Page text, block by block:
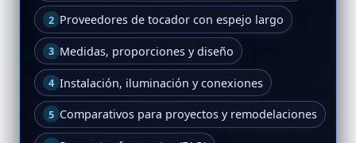
2 Proveedores de tocador con espejo largo
3 Medidas, proporciones y diseño
4 Instalación, iluminación y conexiones
5 Comparativos para proyectos y remodelaciones